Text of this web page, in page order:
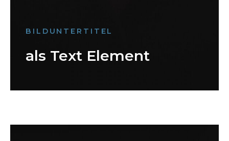
BILDUNTERTITEL
als Text Element